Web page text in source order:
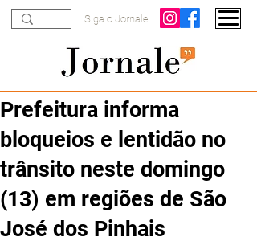
Siga o Jornale
Prefeitura informa
bloqueios e lentidão no
trânsito neste domingo
(13) em regiões de São
José dos Pinhais